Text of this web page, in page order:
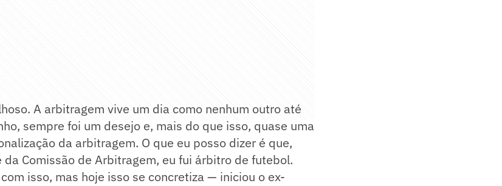
A arbitragem vive um dia como nenhum outro até
sempre foi um desejo e, mais do que isso, quase uma
da arbitragem. O que eu posso dizer é que,
Comissão de Arbitragem, eu fui árbitro de futebol.
isso, mas hoje isso se concretiza — iniciou o ex-